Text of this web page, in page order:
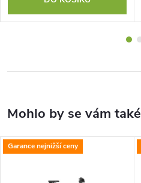
Garance nejnižší ceny